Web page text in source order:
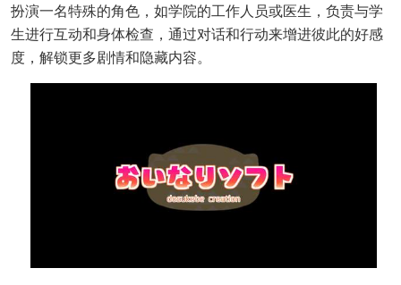
扮演一名特殊的角色，如学院的工作人员或医生，负责与学
生进行互动和身体检查，通过对话和行动来增进彼此的好感
度，解锁更多剧情和隐藏内容。